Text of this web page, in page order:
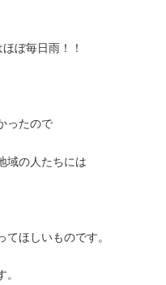
ぼ毎日雨！！
ったので
域の人たちには
ほしいものです。